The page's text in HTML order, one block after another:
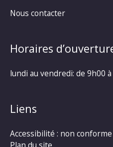
Nous contacter
Horaires
lundi au vendredi: de 9h00
Liens
Accessibilité : non conforme